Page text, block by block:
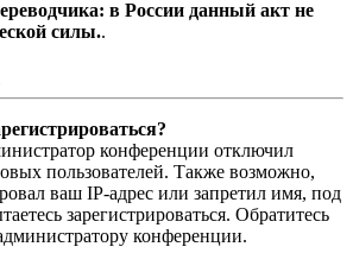
в России данный акт не
силы..
конференции отключил
пользователей. Также возможно,
ваш IP-адрес или запретил имя, под
зарегистрироваться. Обратитесь
конференции.